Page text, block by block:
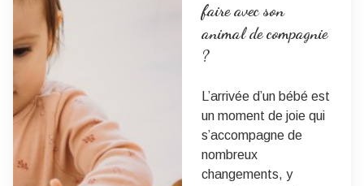
faire avec son
animal de compagnie
?
L’arrivée d’un bébé est
un moment de joie qui
s’accompagne de
nombreux
changements, y